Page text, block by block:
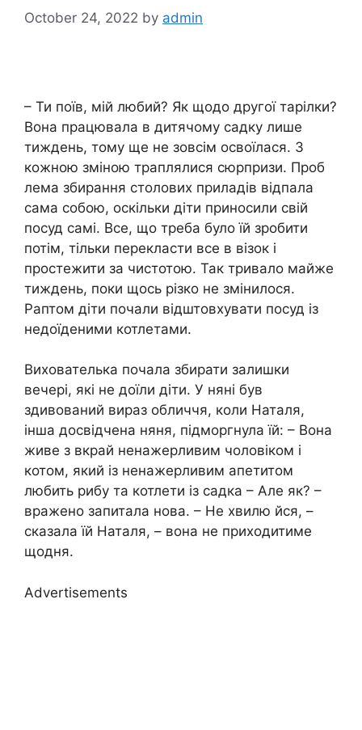
October 24, 2022 by admin
– Ти поїв, мій любий? Як щодо другої тарілки?
Вона працювала в дитячому садку лише
тиждень, тому ще не зовсім освоїлася. З
кожною зміною траплялися сюрпризи. Проб
лема збирання столових приладів відпала
сама собою, оскільки діти приносили свій
посуд самі. Все, що треба було їй зробити
потім, тільки перекласти все в візок і
простежити за чистотою. Так тривало майже
тиждень, поки щось різко не змінилося.
Раптом діти почали відштовхувати посуд із
недоїденими котлетами.
Вихователька почала збирати залишки
вечері, які не доїли діти. У няні був
здивований вираз обличчя, коли Наталя,
інша досвідчена няня, підморгнула їй: – Вона
живе з вкрай ненажерливим чоловіком і
котом, який із ненажерливим апетитом
любить рибу та котлети із садка – Але як? –
вражено запитала нова. – Не хвилю йся, –
сказала їй Наталя, – вона не приходитиме
щодня.
Advertisements